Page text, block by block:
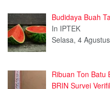
Budidaya Buah
In IPTEK
Selasa, 4
Ribuan Ton Batu
BRIN Survei